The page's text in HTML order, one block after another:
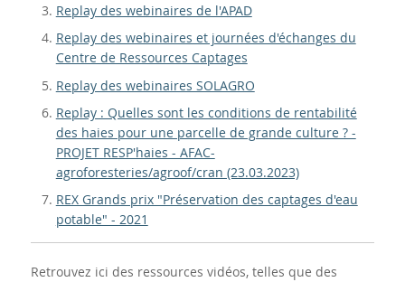
Replay des webinaires de l'APAD
Replay des webinaires et journées d'échanges du
Centre de Ressources Captages
Replay des webinaires SOLAGRO
Replay : Quelles sont les conditions de rentabilité
des haies pour une parcelle de grande culture ? -
PROJET RESP'haies - AFAC-
agroforesteries/agroof/cran (23.03.2023)
REX Grands prix "Préservation des captages d'eau
potable" - 2021
Retrouvez ici des ressources vidéos, telles que des